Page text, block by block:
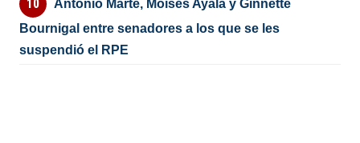
Antonio Marte, Moisés Ayala y Ginnette
Bournigal entre senadores a los que se les
suspendió el RPE